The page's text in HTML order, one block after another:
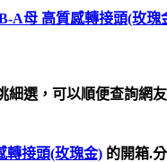
A母 高質感轉接頭(玫瑰
細選，可以順便查詢網
轉接頭(玫瑰金) 的開箱.